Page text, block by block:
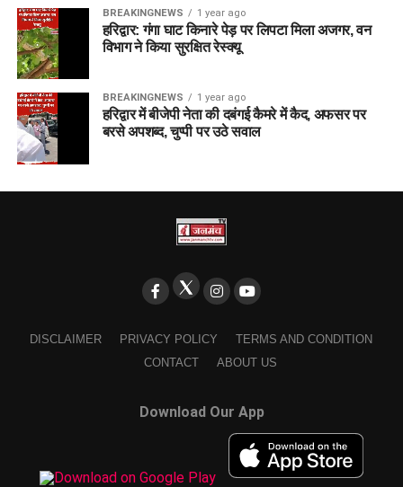
BREAKINGNEWS 1 year ago
हरिद्वार: गंगा घाट किनारे पेड़ पर लिपटा मिला अजगर, वन
विभाग ने किया सुरक्षित रेस्क्यू
BREAKINGNEWS 1 year ago
हरिद्वार में बीजेपी नेता की दबंगई कैमरे में कैद, अफसर पर
बरसे अपशब्द, चुप्पी पर उठे सवाल
DISCLAIMER PRIVACY POLICY
TERMS AND CONDITION
CONTACT
ABOUT US
Download Our App